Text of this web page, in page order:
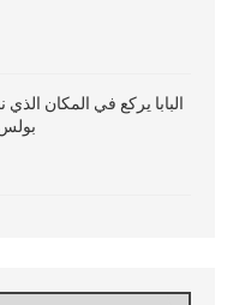
البابا يركع في المكان الذي
بولس